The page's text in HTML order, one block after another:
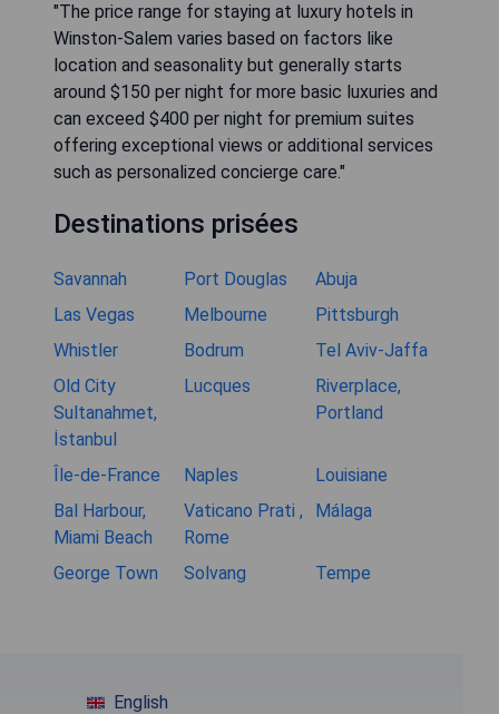
"The price range for staying at luxury hotels in
Winston-Salem varies based on factors like
location and seasonality but generally starts
around $150 per night for more basic luxuries and
can exceed $400 per night for premium suites
offering exceptional views or additional services
such as personalized concierge care."
Destinations prisées
Savannah Port Douglas
Abuja
Las Vegas
Melbourne
Pittsburgh
Whistler
Bodrum
Tel Aviv-Jaffa
Old City
Sultanahmet,
İstanbul
Lucques
Riverplace,
Portland
Île-de-France Naples
Louisiane
Bal Harbour,
Miami Beach
Vaticano Prati ,
Rome
Málaga
George Town Solvang Tempe
English